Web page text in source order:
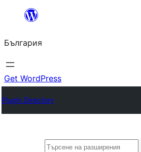
България
Get WordPress
Plugin Directory
Търсене